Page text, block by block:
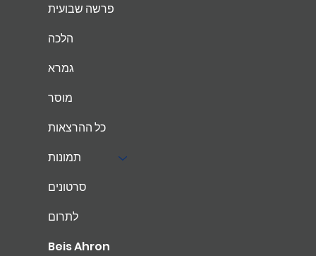
פרשה שבועית
הלכה
גמרא
מוסר
כל ההרצאות
תמונות
סרטונים
לתרום
Beis Ahron